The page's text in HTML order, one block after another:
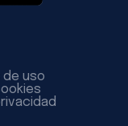
de uso